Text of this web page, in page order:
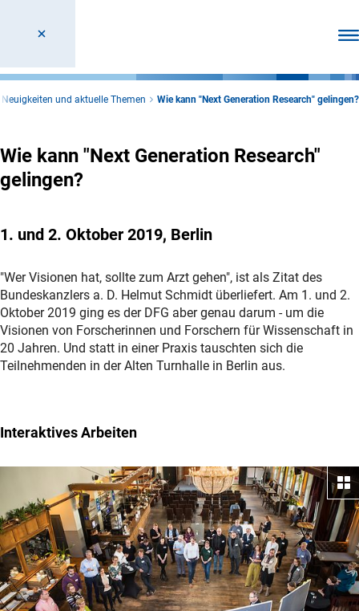
Neuigkeiten und aktuelle Themen Wie kann "Next Generation Research" gelingen?
Wie kann "Next Generation Research"
gelingen?
1. und 2. Oktober 2019, Berlin
"Wer Visionen hat, sollte zum Arzt gehen", ist als Zitat des
Bundeskanzlers a. D. Helmut Schmidt überliefert. Am 1. und 2.
Oktober 2019 ging es der DFG aber genau darum - um die
Visionen von Forscherinnen und Forschern für Wissenschaft in
20 Jahren. Und statt in einer Praxis tauschten sich die
Teilnehmenden in der Alten Turnhalle in Berlin aus.
Interaktives Arbeiten